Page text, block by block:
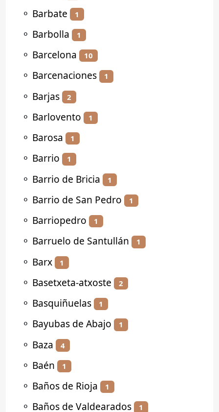
⚬ Barbate 1
⚬ Barbolla 1
⚬ Barcelona 10
⚬ Barcenaciones 1
⚬ Barjas 2
⚬ Barlovento 1
⚬ Barosa 1
⚬ Barrio 1
⚬ Barrio de Bricia 1
⚬ Barrio de San Pedro 1
⚬ Barriopedro 1
⚬ Barruelo de Santullán 1
⚬ Barx 1
⚬ Basetxeta-atxoste 2
⚬ Basquiñuelas 1
⚬ Bayubas de Abajo 1
⚬ Baza 4
⚬ Baén 1
⚬ Baños de Rioja 1
⚬ Baños de Valdearados 1